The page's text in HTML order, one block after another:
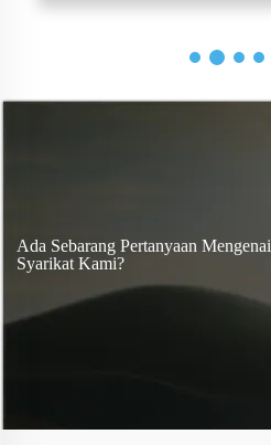
Ada Sebarang Pertanyaan Mengenai
Syarikat Kami?